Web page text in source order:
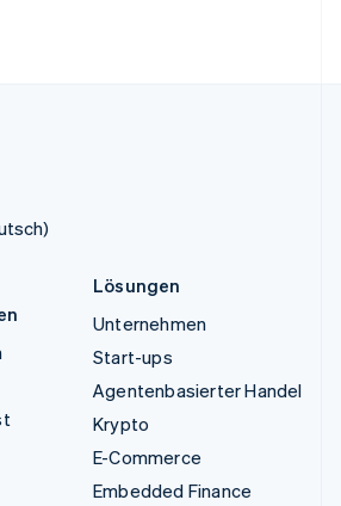
Lösungen
Unternehmen
Start-ups
Agentenbasierter Handel
Krypto
E-Commerce
Embedded Finance